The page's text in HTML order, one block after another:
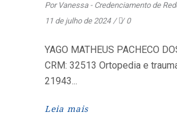
Por Vanessa - Credenciamento de
11 de julho de 2024
0
YAGO MATHEUS PACHECO
CRM: 32513 Ortopedia e
21943
Leia mais